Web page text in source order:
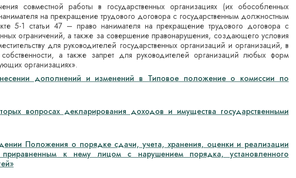
совместной работы в государственных организациях (их обособленных
на прекращение трудового договора с государственным должностным
5-1 статьи 47 – право нанимателя на прекращение трудового договора с
ограничений, а также за совершение правонарушения, создающего условия
для руководителей государственных организаций и организаций, в
а также запрет для руководителей организаций любых форм
организациях».
дополнений и изменений в Типовое положение о комиссии по
вопросах декларирования доходов и имущества государственными
Положения о порядке сдачи, учета, хранения, оценки и реализации
к нему лицом с нарушением порядка, установленного